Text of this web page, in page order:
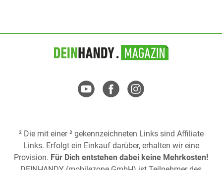
² Die mit einer ² gekennzeichneten Links sind Affiliate
Links. Erfolgt ein Einkauf darüber, erhalten wir eine
Provision. Für Dich entstehen dabei keine Mehrkosten!